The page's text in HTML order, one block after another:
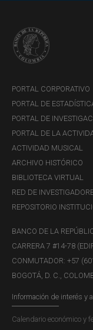
producen una
por lo tanto
de demanda una
PORTAL CORPORATIVO
PORTAL DE
PORTAL DE
PORTAL DE LA
ACTIVIDAD MUSICAL
ARCHIVO HISTÓRICO
BIBLIOTECA VIRTUAL
RED DE
REPOSITORIO
BANCO DE LA
CARRERA 7 #14-78
CONMUTADOR: +57
BOGOTÁ, D. C.,
Información de interés y
Calendario económico y